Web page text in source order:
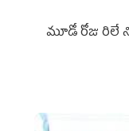
మూడో రోజు రిలే